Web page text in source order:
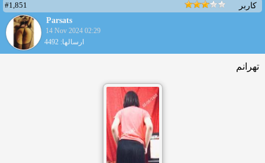
کاربر
#1,851
Parsats
14 Nov 2024 02:29
ارسالها: 4492
تهرانم